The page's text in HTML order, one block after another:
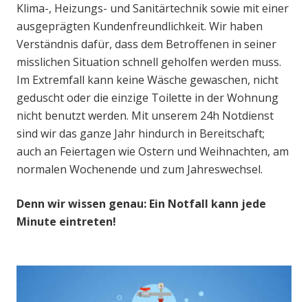
Klima-, Heizungs- und Sanitärtechnik sowie mit einer
ausgeprägten Kundenfreundlichkeit. Wir haben
Verständnis dafür, dass dem Betroffenen in seiner
misslichen Situation schnell geholfen werden muss.
Im Extremfall kann keine Wäsche gewaschen, nicht
geduscht oder die einzige Toilette in der Wohnung
nicht benutzt werden. Mit unserem 24h Notdienst
sind wir das ganze Jahr hindurch in Bereitschaft;
auch an Feiertagen wie Ostern und Weihnachten, am
normalen Wochenende und zum Jahreswechsel.
Denn wir wissen genau: Ein Notfall kann jede
Minute eintreten!